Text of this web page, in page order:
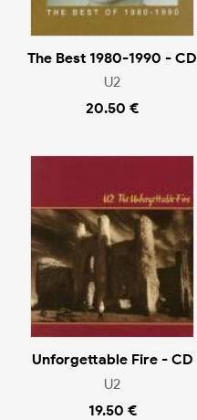
The Best 1980-1990 - CD
U2
20.50 €
Unforgettable Fire - CD
U2
19.50 €